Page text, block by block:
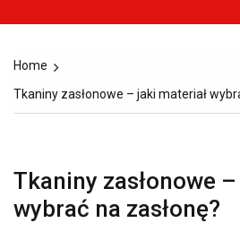
architektura.
Home
Tkaniny zasłonowe – jaki materiał
Tkaniny zasłonowe
wybrać na zasłonę?